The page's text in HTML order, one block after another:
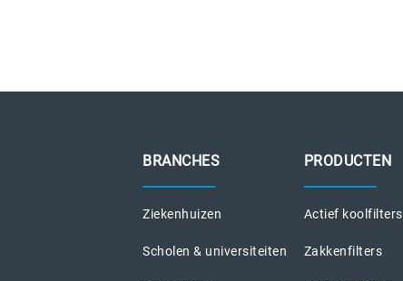
BRANCHES
Ziekenhuizen
Scholen & universiteiten
PRODUCTEN
Actief koolfilters
Zakkenfilters